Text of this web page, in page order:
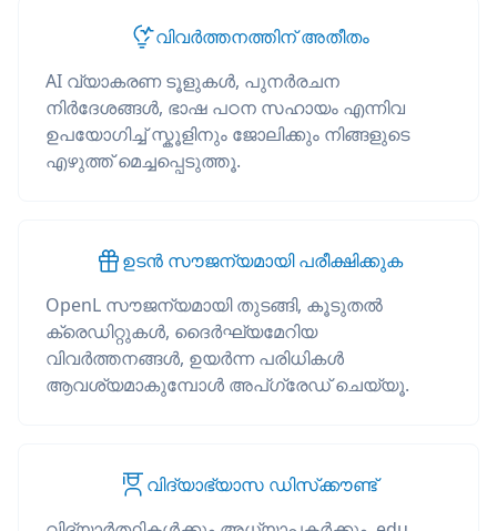
വിവർത്തനത്തിന് അതീതം
AI വ്യാകരണ ടൂളുകൾ, പുനർരചന
നിർദേശങ്ങൾ, ഭാഷ പഠന സഹായം എന്നിവ
ഉപയോഗിച്ച് സ്കൂളിനും ജോലിക്കും നിങ്ങളുടെ
എഴുത്ത് മെച്ചപ്പെടുത്തൂ.
ഉടൻ സൗജന്യമായി പരീക്ഷിക്കുക
OpenL സൗജന്യമായി തുടങ്ങി, കൂടുതൽ
ക്രെഡിറ്റുകൾ, ദൈർഘ്യമേറിയ
വിവർത്തനങ്ങൾ, ഉയർന്ന പരിധികൾ
ആവശ്യമാകുമ്പോൾ അപ്‌ഗ്രേഡ് ചെയ്യൂ.
വിദ്യാഭ്യാസ ഡിസ്‌ക്കൗണ്ട്